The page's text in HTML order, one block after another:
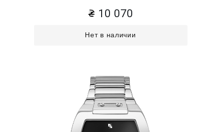
10 070
Нет в наличии